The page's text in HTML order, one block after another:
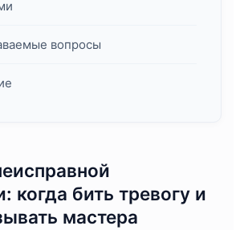
вопросы
когда бить тревогу и
мастера